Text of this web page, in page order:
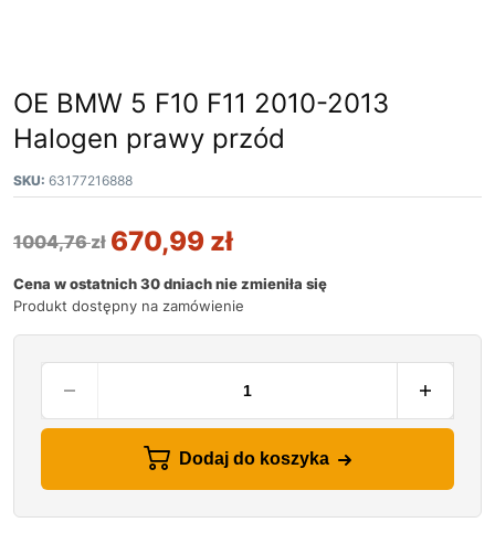
OE BMW 5 F10 F11 2010-2013
Halogen prawy przód
SKU: 63177216888
1004,76zł 670,99 zł
Cena w ostatnich 30 dniach nie zmieniła się
Produkt dostępny na zamówienie
Dodaj do koszyka